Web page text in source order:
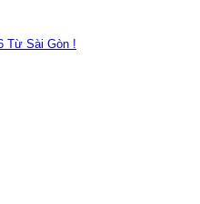
Từ Sài Gòn !